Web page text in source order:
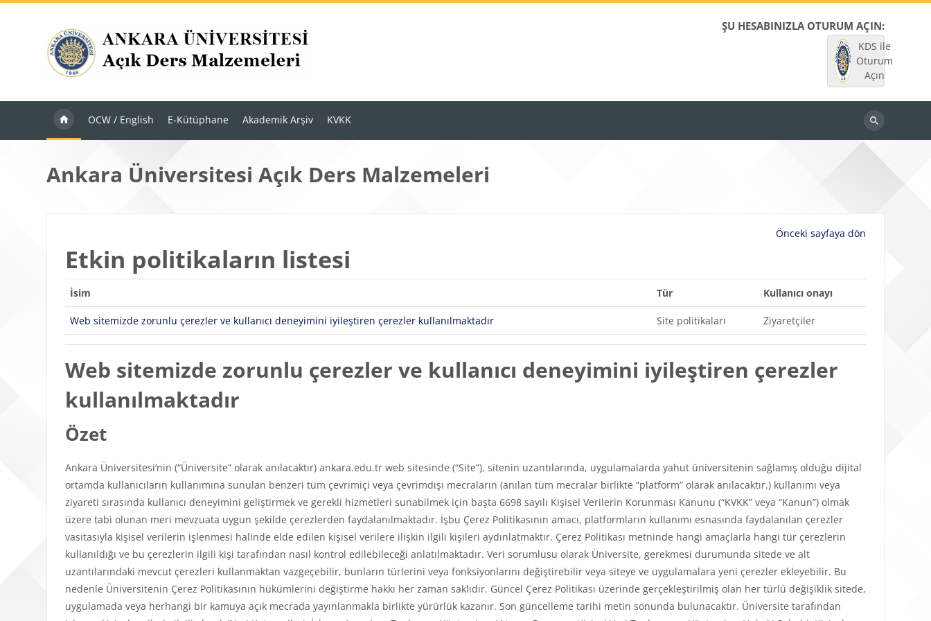
ŞU HESABINIZLA OTURUM AÇIN:
KDS ile
Oturum
Açın
OCW / English E-Kütüphane Akademik Arşiv KVKK
Dersleri
ara
Ankara Üniversitesi Açık Ders Malzemeleri
Önceki sayfaya dön
Etkin politikaların listesi
İsim Tür Kullanıcı onayı
Web sitemizde zorunlu çerezler ve kullanıcı deneyimini iyileştiren çerezler kullanılmaktadır Site politikaları Ziyaretçiler
Web sitemizde zorunlu çerezler ve kullanıcı deneyimini iyileştiren çerezler
kullanılmaktadır
Özet
Ankara Üniversitesi’nin (“Üniversite” olarak anılacaktır) ankara.edu.tr web sitesinde (“Site”), sitenin uzantılarında, uygulamalarda yahut üniversitenin sağlamış olduğu dijital
ortamda kullanıcıların kullanımına sunulan benzeri tüm çevrimiçi veya çevrimdışı mecraların (anılan tüm mecralar birlikte “platform” olarak anılacaktır.) kullanımı veya
ziyareti sırasında kullanıcı deneyimini geliştirmek ve gerekli hizmetleri sunabilmek için başta 6698 sayılı Kişisel Verilerin Korunması Kanunu (“KVKK” veya “Kanun”) olmak
üzere tabi olunan meri mevzuata uygun şekilde çerezlerden faydalanılmaktadır. İşbu Çerez Politikasının amacı, platformların kullanımı esnasında faydalanılan çerezler
vasıtasıyla kişisel verilerin işlenmesi halinde elde edilen kişisel verilere ilişkin ilgili kişileri aydınlatmaktır. Çerez Politikası metninde hangi amaçlarla hangi tür çerezlerin
kullanıldığı ve bu çerezlerin ilgili kişi tarafından nasıl kontrol edilebileceği anlatılmaktadır. Veri sorumlusu olarak Üniversite, gerekmesi durumunda sitede ve alt
uzantılarındaki mevcut çerezleri kullanmaktan vazgeçebilir, bunların türlerini veya fonksiyonlarını değiştirebilir veya siteye ve uygulamalara yeni çerezler ekleyebilir. Bu
nedenle Üniversitenin Çerez Politikasının hükümlerini değiştirme hakkı her zaman saklıdır. Güncel Çerez Politikası üzerinde gerçekleştirilmiş olan her türlü değişiklik sitede,
uygulamada veya herhangi bir kamuya açık mecrada yayınlanmakla birlikte yürürlük kazanır. Son güncelleme tarihi metin sonunda bulunacaktır. Üniversite tarafından